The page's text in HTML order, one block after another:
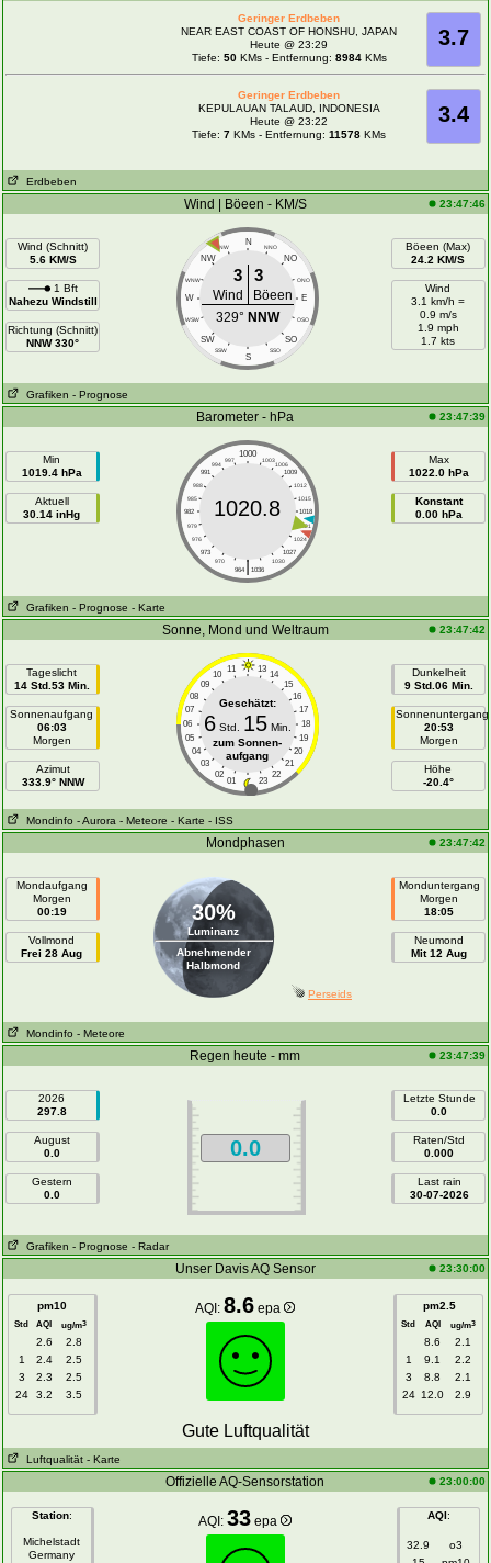
3.7
Geringer Erdbeben
NEAR EAST COAST OF HONSHU, JAPAN
Heute @ 23:29
Tiefe: 50KMs - Entfernung: 8984KMs
3.4
Geringer Erdbeben
KEPULAUAN TALAUD, INDONESIA
Heute @ 23:22
Tiefe:7 KMs - Entfernung:11578 KMs
Erdbeben
Wind | Böeen - KM/S 23:47:46
Wind (Schnitt)
5.6 KM/S
1 Bft
Nahezu Windstill
Richtung (Schnitt)
NNW 330°
N
NNW NNO
NW NO
WNW ONO
W E
WSW OSO
SW SO
SSW SSO
S
3 3
Wind
Böeen
329° NNW
Böeen (Max)
24.2 KM/S
Wind
3.1 km/h =
0.9 m/s
1.9 mph
1.7 kts
Grafiken - Prognose
Barometer - hPa 23:47:39
Min
1019.4 hPa
Aktuell
30.14 inHg
1000
997 1003
994
1006
991
1009
988
1012
985
1015
982
1018
979
1021
976
1024
973
1027
970
1030
|
964 1036
1020.8
Max
1022.0 hPa
Konstant
0.00 hPa
Grafiken - Prognose - Karte
Sonne, Mond und Weltraum 23:47:42
Tageslicht
14 Std.53 Min.
Sonnenaufgang
06:03
Morgen
Azimut
333.9° NNW
11 13
10
14
09
15
08
16
07
17
06
18
05
19
04
20
03
21
02
22
01 23
Geschätzt:
6Std. 15Min.
zum Sonnen-
aufgang
Dunkelheit
9 Std.06 Min.
Sonnenuntergang
20:53
Morgen
Höhe
-20.4°
Mondinfo - Aurora - Meteore - Karte - ISS
Mondphasen 23:47:42
Mondaufgang
Morgen
00:19
Vollmond
Frei 28 Aug
30%
Luminanz
Abnehmender
Halbmond
Monduntergang
Morgen
18:05
Neumond
Mit 12 Aug
Perseids
Mondinfo - Meteore
Regen heute - mm 23:47:39
2026
297.8
August
0.0
Gestern
0.0
0.0
Letzte Stunde
0.0
Raten/Std
0.000
Last rain
30-07-2026
Grafiken - Prognose - Radar
Unser Davis AQ Sensor 23:30:00
pm10
Std AQI ug/m3
2.6
2.8
1
2.4
2.5
3
2.3
2.5
24
3.2 3.5
AQI:8.6 epa pm2.5
Std AQI ug/m3
8.6
2.1
1
9.1
2.2
3
8.8
2.1
24 12.0 2.9
Gute Luftqualität
Luftqualität - Karte
Offizielle AQ-Sensorstation 23:00:00
Station:
Michelstadt
Germany
AQI:33 epa AQI:
32.9
o3